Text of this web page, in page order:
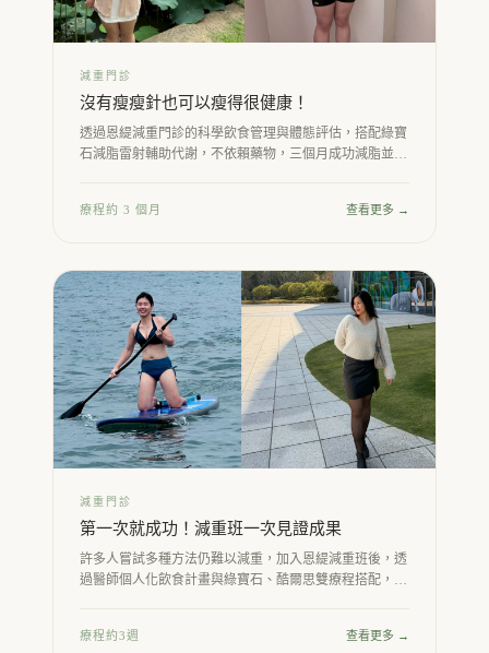
減重門診
沒有瘦瘦針也可以瘦得很健康！
透過恩緹減重門診的科學飲食管理與體態評估，搭配綠寶
石減脂雷射輔助代謝，不依賴藥物，三個月成功減脂並維
療程約 3 個月 查看更多 →
減重門診
第一次就成功！減重班一次見證成果
許多人嘗試多種方法仍難以減重，加入恩緹減重班後，透
過醫師個人化飲食計畫與綠寶石、酷爾思雙療程搭配，首
療程約3週 查看更多 →